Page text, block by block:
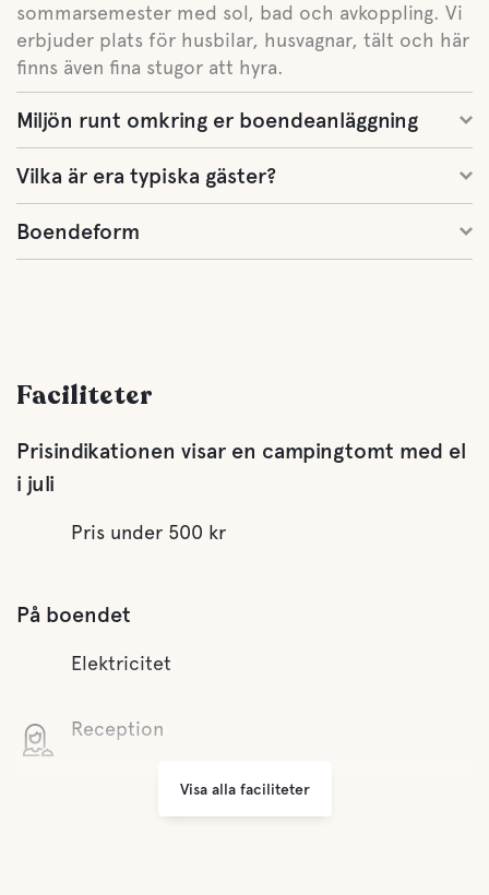
sommarsemester med sol, bad och avkoppling. Vi
erbjuder plats för husbilar, husvagnar, tält och här
finns även fina stugor att hyra.
Miljön runt omkring er boendeanläggning
Vilka är era typiska gäster?
Boendeform
Faciliteter
Prisindikationen visar en campingtomt med el
i juli
Pris under 500 kr
På boendet
Elektricitet
Reception
Visa alla faciliteter